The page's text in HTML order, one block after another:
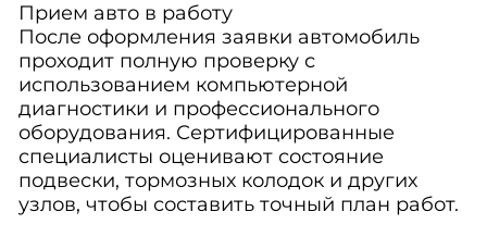
Прием авто в работу
После оформления заявки автомобиль
проходит полную проверку с
использованием компьютерной
диагностики и профессионального
оборудования. Сертифицированные
специалисты оценивают состояние
подвески, тормозных колодок и других
узлов, чтобы составить точный план работ.